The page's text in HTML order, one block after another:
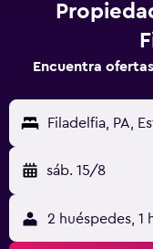
Encuentra
Filadelfia, PA,
sáb. 15/8
2 huéspedes, 1